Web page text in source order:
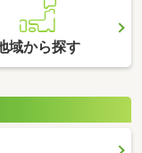
域から探す